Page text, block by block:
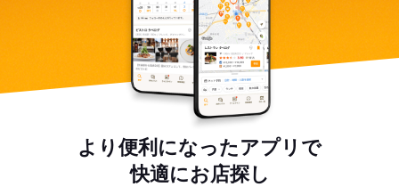
より便利になったアプリで
快適にお店探し